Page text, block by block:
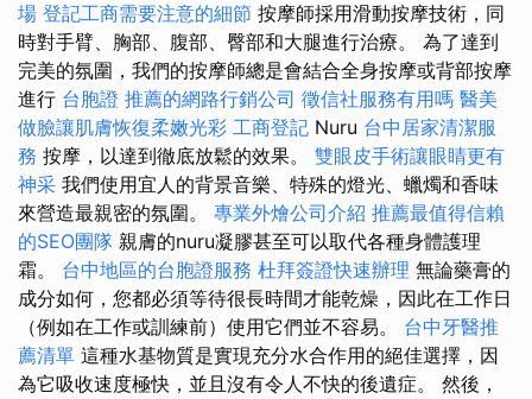
場 登記工商需要注意的細節 按摩師採用滑動按摩技術，同
時對手臂、胸部、腹部、臀部和大腿進行治療。 為了達到
完美的氛圍，我們的按摩師總是會結合全身按摩或背部按摩
進行 台胞證 推薦的網路行銷公司 徵信社服務有用嗎 醫美
做臉讓肌膚恢復柔嫩光彩 工商登記 Nuru 台中居家清潔服
務 按摩，以達到徹底放鬆的效果。 雙眼皮手術讓眼睛更有
神采 我們使用宜人的背景音樂、特殊的燈光、蠟燭和香味
來營造最親密的氛圍。 專業外燴公司介紹 推薦最值得信賴
的SEO團隊 親膚的nuru凝膠甚至可以取代各種身體護理
霜。 台中地區的台胞證服務 杜拜簽證快速辦理 無論藥膏的
成分如何，您都必須等待很長時間才能乾燥，因此在工作日
（例如在工作或訓練前）使用它們並不容易。 台中牙醫推
薦清單 這種水基物質是實現充分水合作用的絕佳選擇，因
為它吸收速度極快，並且沒有令人不快的後遺症。 然後，